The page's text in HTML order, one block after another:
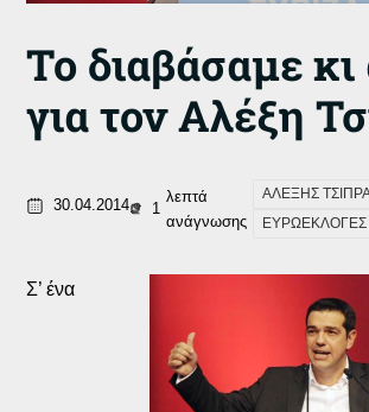
Το διαβάσαμε κι
για τον Αλέξη
30.04.2014 1
λεπτά
ανάγνωσης
ΑΛΕΞΗΣ
ΕΥΡΩΕΚΛΟΓΕΣ
Σ’ ένα